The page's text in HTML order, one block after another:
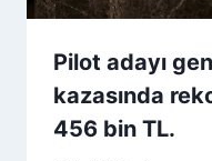
Pilot adayı
kazasında
456 bin TL.